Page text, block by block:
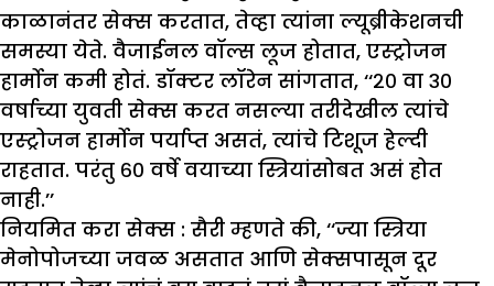
काळानंतर सेक्स करतात, तेव्हा त्यांना ल्यूब्रीकेशनची
समस्या येते. वैजाईनल वॉल्स लूज होतात, एस्ट्रोजन
हार्मोन कमी होतं. डॉक्टर लॉरेन सांगतात, ‘‘२० वा ३०
वर्षाच्या युवती सेक्स करत नसल्या तरीदेखील त्यांचे
एस्ट्रोजन हार्मोन पर्याप्त असतं, त्यांचे टिशूज हेल्दी
राहतात. परंतु ६० वर्षे वयाच्या स्त्रियांसोबत असं होत
नाही.’’
नियमित करा सेक्स : सैरी म्हणते की, ‘‘ज्या स्त्रिया
मेनोपोजच्या जवळ असतात आणि सेक्सपासून दूर